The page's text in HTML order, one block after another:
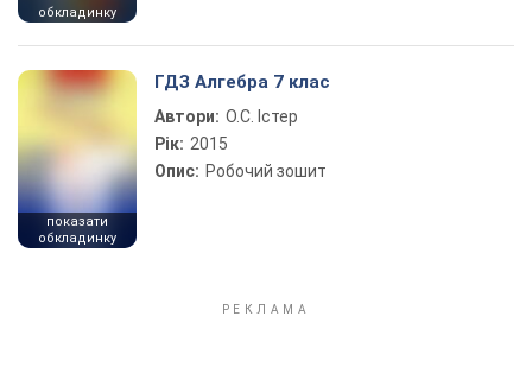
обкладинку
показати
обкладинку
ГДЗ Алгебра 7 клас
Автори: О.С. Істер
Рік: 2015
Опис: Робочий зошит